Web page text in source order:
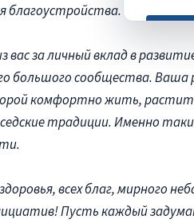
благоустройства.
вас за личный вклад в
большого сообщества. Ваша
комфортно жить,
традиции. Именно
всех благ, мирного
Пусть каждый